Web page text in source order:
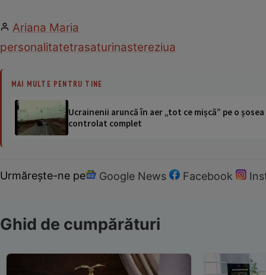
Ariana Maria
personalitatetrasaturinastereziua
MAI MULTE PENTRU TINE
Ucrainenii aruncă în aer „tot ce mișcă” pe o
controlat complet
Urmărește-ne pe Google News Facebook
Ghid de cumpărături